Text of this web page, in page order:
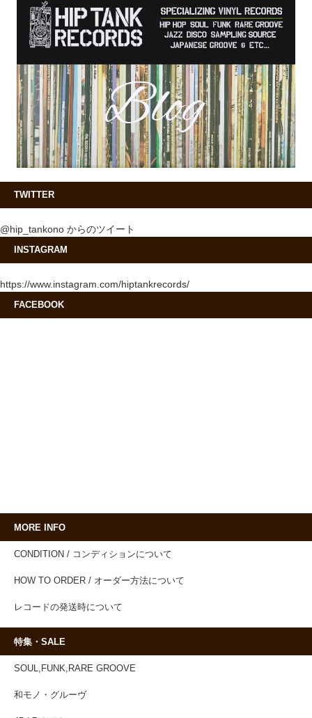
TWITTER
@hip_tankono からのツイート
INSTAGRAM
https://www.instagram.com/hiptankrecords/
FACEBOOK
MORE INFO
CONDITION / コンディションについて
HOW TO ORDER / オーダー方法について
レコードの発送時について
特集・SALE
SOUL,FUNK,RARE GROOVE
和モノ・グルーヴ